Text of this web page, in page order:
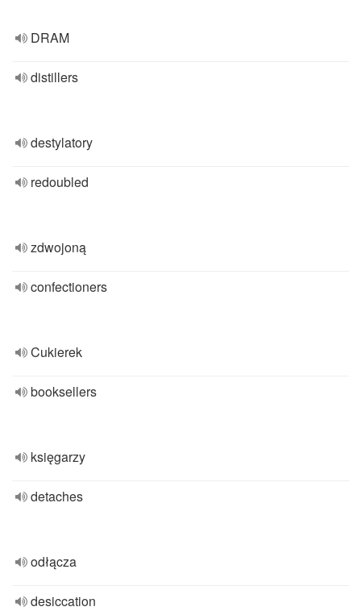
DRAM
distillers
destylatory
redoubled
zdwojoną
confectioners
Cukierek
booksellers
księgarzy
detaches
odłącza
desiccation